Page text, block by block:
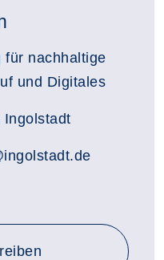
für nachhaltige
und Digitales
Ingolstadt